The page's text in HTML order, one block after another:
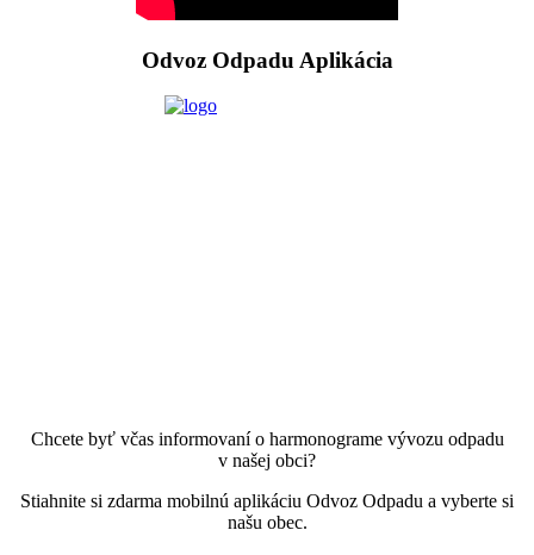
Odvoz Odpadu Aplikácia
Chcete byť včas informovaní o harmonograme vývozu odpadu
v našej obci?
Stiahnite si zdarma mobilnú aplikáciu Odvoz Odpadu a vyberte si
našu obec.